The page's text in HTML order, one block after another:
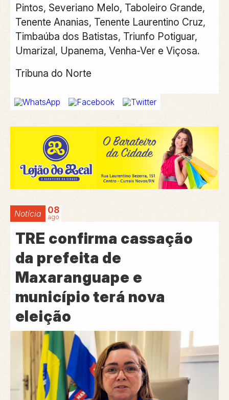
Pintos, Severiano Melo, Taboleiro Grande,
Tenente Ananias, Tenente Laurentino Cruz,
Timbaúba dos Batistas, Triunfo Potiguar,
Umarizal, Upanema, Venha-Ver e Viçosa.
Tribuna do Norte
Notícia 08
ago
TRE confirma cassação
da prefeita de
Maxaranguape e
município terá nova
eleição